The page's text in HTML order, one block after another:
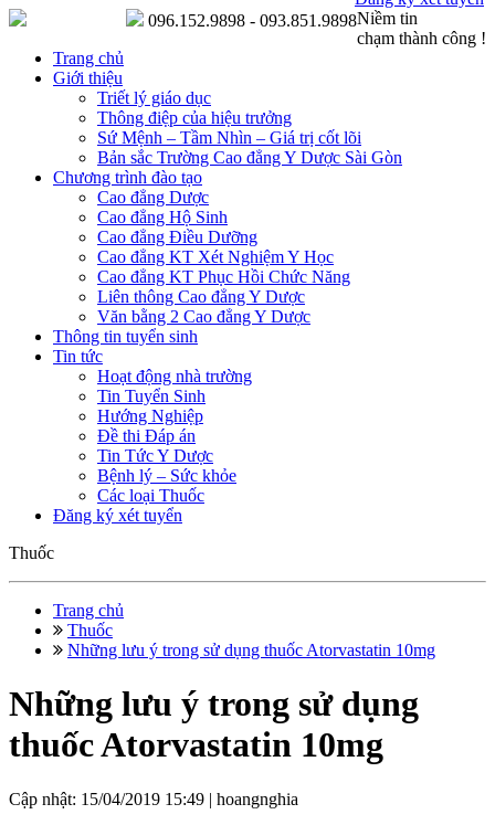
Niềm tin
chạm thành công !
096.152.9898 - 093.851.9898
Trang chủ
Giới thiệu
Triết lý giáo dục
Thông điệp của hiệu trưởng
Sứ Mệnh – Tầm Nhìn – Giá trị cốt lõi
Bản sắc Trường Cao đẳng Y Dược Sài Gòn
Chương trình đào tạo
Cao đẳng Dược
Cao đẳng Hộ Sinh
Cao đẳng Điều Dưỡng
Cao đẳng KT Xét Nghiệm Y Học
Cao đẳng KT Phục Hồi Chức Năng
Liên thông Cao đẳng Y Dược
Văn bằng 2 Cao đẳng Y Dược
Thông tin tuyển sinh
Tin tức
Hoạt động nhà trường
Tin Tuyển Sinh
Hướng Nghiệp
Đề thi Đáp án
Tin Tức Y Dược
Bệnh lý – Sức khỏe
Các loại Thuốc
Đăng ký xét tuyển
Thuốc
Trang chủ
Thuốc
Những lưu ý trong sử dụng thuốc Atorvastatin 10mg
Những lưu ý trong sử dụng
thuốc Atorvastatin 10mg
Cập nhật: 15/04/2019 15:49 | hoangnghia